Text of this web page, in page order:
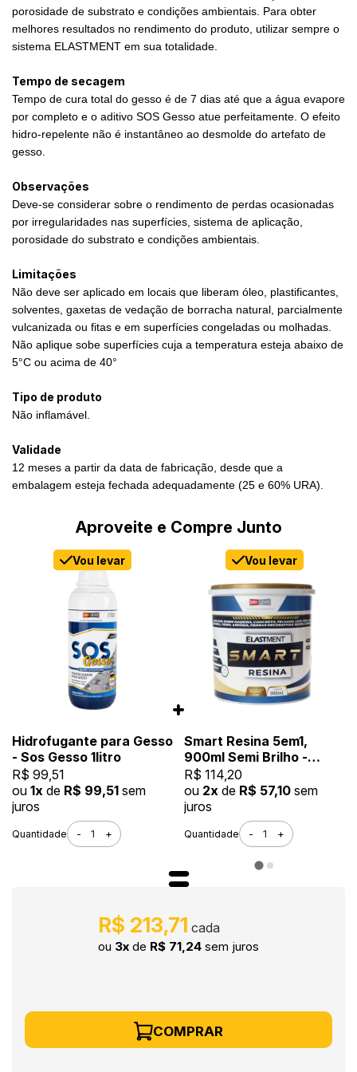
porosidade de substrato e condições ambientais. Para obter
melhores resultados no rendimento do produto, utilizar sempre o
sistema ELASTMENT em sua totalidade.
Tempo de secagem
Tempo de cura total do gesso é de 7 dias até que a água evapore
por completo e o aditivo SOS Gesso atue perfeitamente. O efeito
hidro-repelente não é instantâneo ao desmolde do artefato de
gesso.
Observações
Deve-se considerar sobre o rendimento de perdas ocasionadas
por irregularidades nas superfícies, sistema de aplicação,
porosidade do substrato e condições ambientais.
Limitações
Não deve ser aplicado em locais que liberam óleo, plastificantes,
solventes, gaxetas de vedação de borracha natural, parcialmente
vulcanizada ou fitas e em superfícies congeladas ou molhadas.
Não aplique sobe superfícies cuja a temperatura esteja abaixo de
5°C ou acima de 40°
Tipo de produto
Não inflamável.
Validade
12 meses a partir da data de fabricação, desde que a
embalagem esteja fechada adequadamente (25 e 60% URA).
Aproveite e Compre Junto
Vou levar
Hidrofugante para Gesso
- Sos Gesso 1litro
R$ 99,51
ou 1x de R$ 99,51 sem
juros
Quantidade - +
Vou levar
Smart Resina 5em1,
900ml Semi Brilho -
Impermeabilizante e
Seladora, Alta
Resistência à Água
R$ 114,20
ou 2x de R$ 57,10 sem
juros
Quantidade - +
R$ 213,71
ou 3x de R$ 71,24 sem juros
COMPRAR